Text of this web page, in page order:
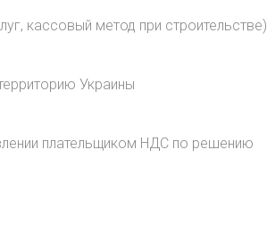
кассовый метод при строительстве)
Украины
плательщиком НДС по решению